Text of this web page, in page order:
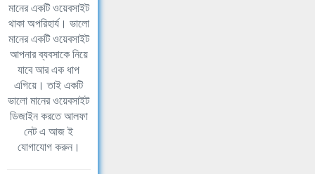
মানের একটি ওয়েবসাইট
থাকা অপরিহার্য। ভালো
মানের একটি ওয়েবসাইট
আপনার ব্যবসাকে নিয়ে
যাবে আর এক ধাপ
এগিয়ে। তাই একটি
ভালো মানের ওয়েবসাইট
ডিজাইন করতে আলফা
নেট এ আজ ই
যোগাযোগ করুন।